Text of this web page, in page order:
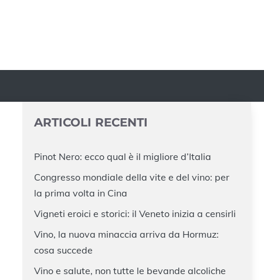
ARTICOLI RECENTI
Pinot Nero: ecco qual è il migliore d’Italia
Congresso mondiale della vite e del vino: per
la prima volta in Cina
Vigneti eroici e storici: il Veneto inizia a censirli
Vino, la nuova minaccia arriva da Hormuz:
cosa succede
Vino e salute, non tutte le bevande alcoliche